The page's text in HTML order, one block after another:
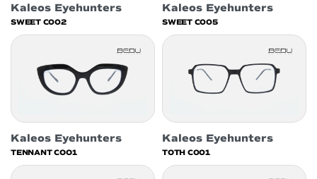
Kaleos Eyehunters
SWEET C002
Kaleos Eyehunters
SWEET C005
Kaleos Eyehunters
TENNANT COO1
Kaleos Eyehunters
TOTH C001